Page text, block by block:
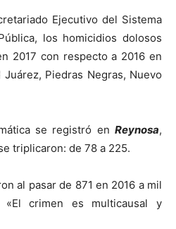
Ejecutivo del Sistema
los homicidios dolosos
2017 con respecto a 2016 en
Piedras Negras, Nuevo
se registró en Reynosa,
triplicaron: de 78 a 225.
al pasar de 871 en 2016 a mil
crimen es multicausal y